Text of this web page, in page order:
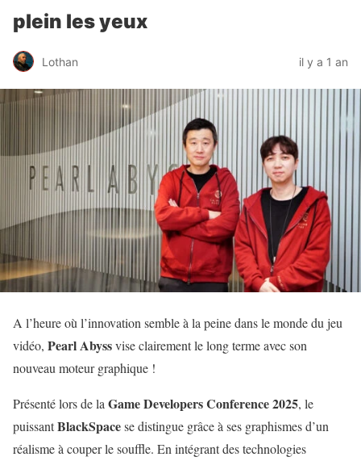
plein les yeux
Lothan il y a 1 an
A l’heure où l’innovation semble à la peine dans le monde du jeu
vidéo, Pearl Abyssvise clairement le long terme avec son
nouveau moteur graphique !
Présenté lors de la Game Developers Conference 2025, le
puissantBlackSpacese distingue grâce à ses graphismes d’un
réalisme à couper le souffle. En intégrant des technologies